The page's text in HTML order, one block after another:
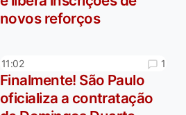
novos reforços
11:02 1
Finalmente! São Paulo
oficializa a contratação